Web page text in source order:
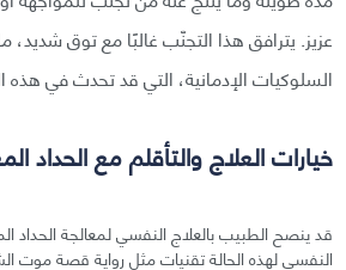
عزيز. يترافق هذا التجنّب غالبًا مع توق شديد،
السلوكيات الإدمانية، التي قد تحدث في هذه
خيارات العلاج والتأقلم مع الحداد
قد ينصح الطبيب بالعلاج النفسي لمعالجة الحداد
النفسي لهذه الحالة تقنيات مثل رواية قصة موت